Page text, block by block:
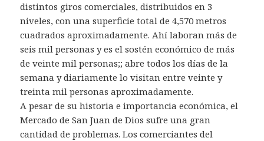
distintos giros comerciales, distribuidos en 3
niveles, con una superficie total de 4,570 metros
cuadrados aproximadamente. Ahí laboran más de
seis mil personas y es el sostén económico de más
de veinte mil personas;; abre todos los días de la
semana y diariamente lo visitan entre veinte y
treinta mil personas aproximadamente.
A pesar de su historia e importancia económica, el
Mercado de San Juan de Dios sufre una gran
cantidad de problemas. Los comerciantes del